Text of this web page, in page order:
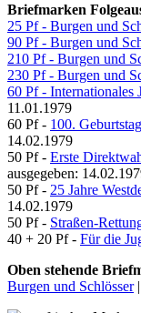
Briefmarken
25 Pf - Burgen und
90 Pf - Burgen und
210 Pf - Burgen und
230 Pf - Burgen und
60 Pf - Internationales
11.01.1979
60 Pf - 100.
14.02.1979
50 Pf - Erste
ausgegeben:
50 Pf - 25 Jahre
14.02.1979
50 Pf - Straßen-
40 + 20 Pf - Für die
Oben stehende
Burgen und Schlösser|